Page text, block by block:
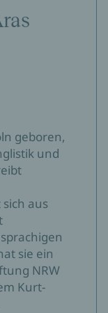
geboren,
und
aus
sie ein
NRW
Kurt-